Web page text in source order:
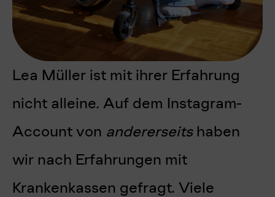
Lea Müller ist mit ihrer Erfahrung
nicht alleine. Auf dem Instagram-
Account von andererseitshaben
wir nach Erfahrungen mit
Krankenkassen gefragt. Viele